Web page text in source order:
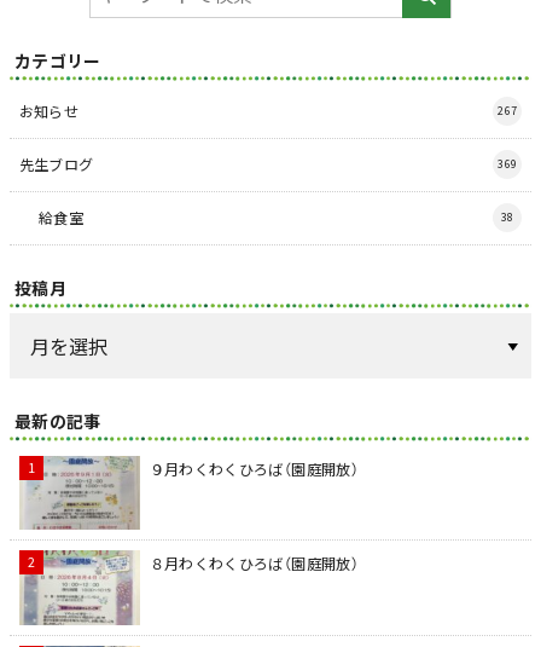
カテゴリー
お知らせ 267
先生ブログ 369
給食室 38
投稿月
最新の記事
９月わくわくひろば（園庭開放）
８月わくわくひろば（園庭開放）